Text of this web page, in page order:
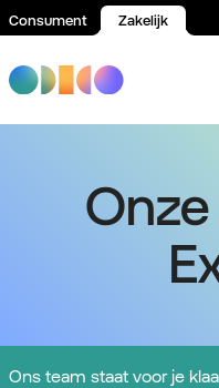
Consument Zakelijk
Ons team staat voor je